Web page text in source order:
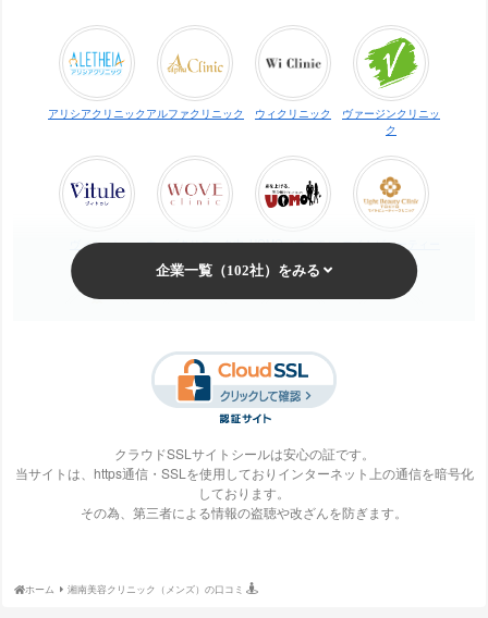
ジュエルクリニックの口コミ
湘南美容クリニック（メンズ）の口コミ
湘南美容クリニックの口コミ
新宿美容外科クリニックの口コミ
ストラッシュの口コミ
脱毛の窓口 東京クリニック（DMTC）の口コミ
ダンディハウス（メンズ）の口コミ
ディオーネの口コミ
TCB東京中央美容外科の口コミ
トイトイトイクリニックの口コミ
東京イセアクリニックの口コミ
東京形成美容外科（船橋）の口コミ
東京美容外科 大阪梅田院の口コミ
ドクター松井クリニック（新宿）の口コミ
アリシアクリニック アルファクリニック ウィクリニック
ヴァージンクリニッ
ク
ヴィトゥレ
ウォブクリニック中
目黒
UOMO（ウオモ） エイトビューティー
クリニック
エステ・タイム エステティックTBC
S-Labo（エスラ
ボ）
エピレ エミナルクリニック エルクリニック
クラウドSSLサイトシールは安心の証です。
当サイトは、https通信・SSLを使用しておりインターネット上の通信を暗号化
しております。
その為、第三者による情報の盗聴や改ざんを防ぎます。
ホーム 湘南美容クリニック（メンズ）の口コミ